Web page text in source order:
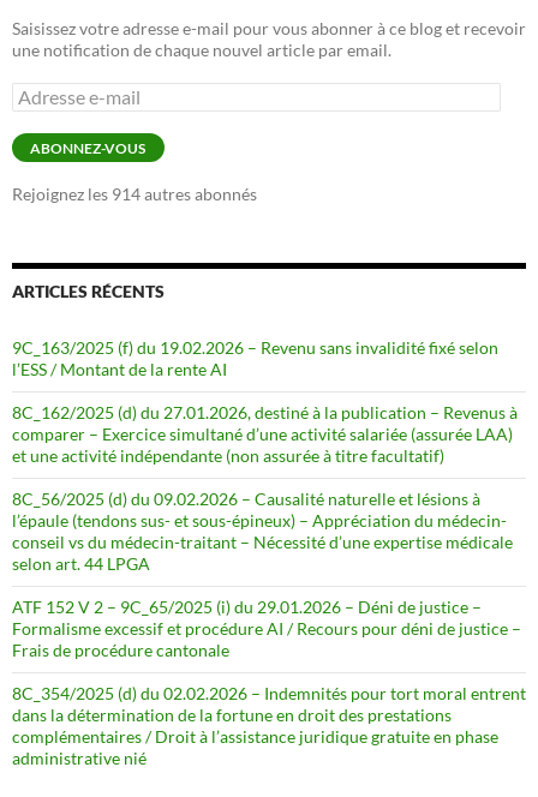
Saisissez votre adresse e-mail pour vous abonner à ce blog et recevoir
une notification de chaque nouvel article par email.
Adresse
e-
mail
ABONNEZ-VOUS
Rejoignez les 914 autres abonnés
ARTICLES RÉCENTS
9C_163/2025 (f) du 19.02.2026 – Revenu sans invalidité fixé selon
l’ESS / Montant de la rente AI
8C_162/2025 (d) du 27.01.2026, destiné à la publication – Revenus à
comparer – Exercice simultané d’une activité salariée (assurée LAA)
et une activité indépendante (non assurée à titre facultatif)
8C_56/2025 (d) du 09.02.2026 – Causalité naturelle et lésions à
l’épaule (tendons sus- et sous-épineux) – Appréciation du médecin-
conseil vs du médecin-traitant – Nécessité d’une expertise médicale
selon art. 44 LPGA
ATF 152 V 2 – 9C_65/2025 (i) du 29.01.2026 – Déni de justice –
Formalisme excessif et procédure AI / Recours pour déni de justice –
Frais de procédure cantonale
8C_354/2025 (d) du 02.02.2026 – Indemnités pour tort moral entrent
dans la détermination de la fortune en droit des prestations
complémentaires / Droit à l’assistance juridique gratuite en phase
administrative nié